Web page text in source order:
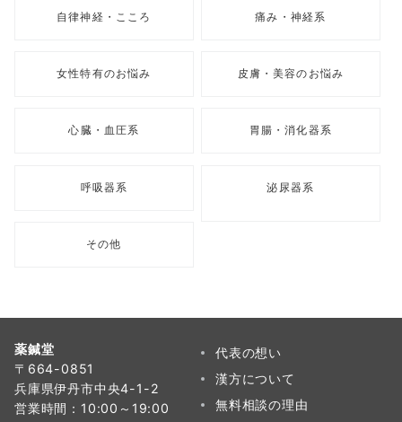
自律神経・こころ 痛み・神経系
女性特有のお悩み 皮膚・美容のお悩み
心臓・血圧系 胃腸・消化器系
呼吸器系 泌尿器系
その他
薬鍼堂
〒664-0851
兵庫県伊丹市中央4-1-2
営業時間：10:00～19:00
代表の想い
漢方について
無料相談の理由